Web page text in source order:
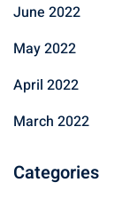
June 2022
May 2022
April 2022
March 2022
Categories